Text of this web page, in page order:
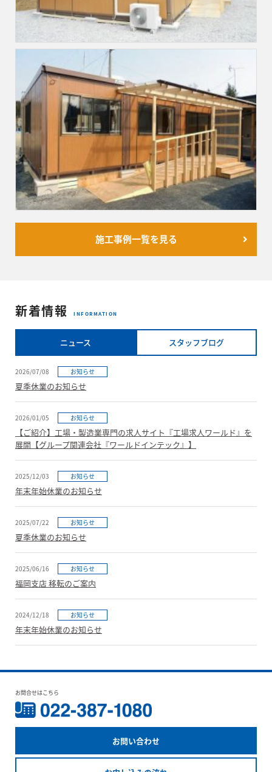
施工事例一覧を見る
新着情報 INFORMATION
ニュース スタッフブログ
2026/07/08 お知らせ
夏季休業のお知らせ
2026/01/05 お知らせ
【ご紹介】工場・製造業専門の求人サイト『工場求人ワールド』を
展開【グループ関連会社『ワールドインテック』】
2025/12/03 お知らせ
年末年始休業のお知らせ
2025/07/22 お知らせ
夏季休業のお知らせ
2025/06/16 お知らせ
福岡支店 移転のご案内
2024/12/18 お知らせ
年末年始休業のお知らせ
お問合せはこちら
お問い合わせ